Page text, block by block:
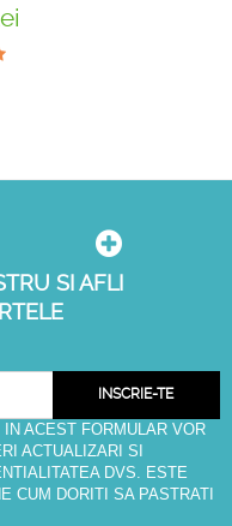
SI AFLI
INSCRIE-TE
ACEST FORMULAR VOR
ACTUALIZARI SI
DVS. ESTE
CUM DORITI SA PASTRATI